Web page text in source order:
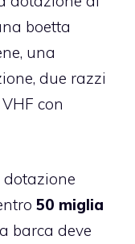
boetta
una
due razzi
con
50 miglia
barca deve